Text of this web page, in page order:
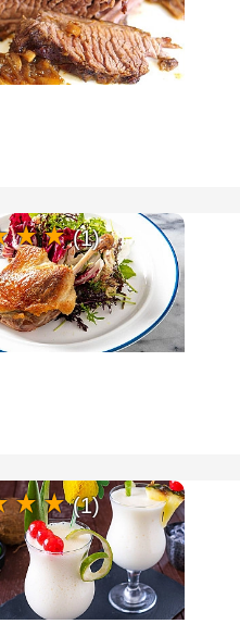
(1)
(1)